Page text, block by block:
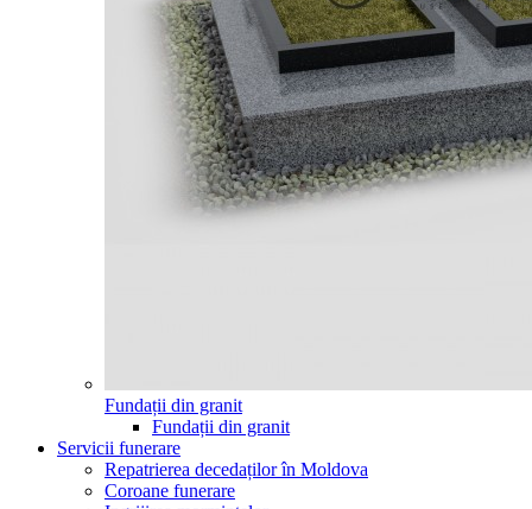
Fundații din granit
Fundații din granit
Servicii funerare
Repatrierea decedaților în Moldova
Coroane funerare